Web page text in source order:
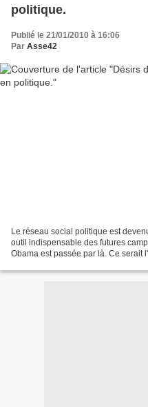
politique.
Publié le 21/01/2010 à 16:06
Par Asse42
Le réseau social politique est
outil indispensable des futures
Obama est passée par là. Ce serait